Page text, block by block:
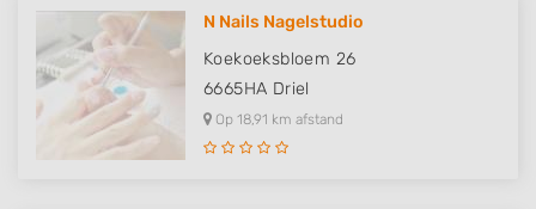
N Nails Nagelstudio
Koekoeksbloem 26
6665HA Driel
Op 18,91 km afstand
Performance
Functional
Advertising